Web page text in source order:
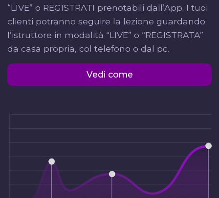
“LIVE” o REGISTRATI prenotabili dall’App. I tuoi
clienti potranno seguire la lezione guardando
l’istruttore in modalità “LIVE” o “REGISTRATA”
da casa propria, col telefono o dal pc.
Vedi come